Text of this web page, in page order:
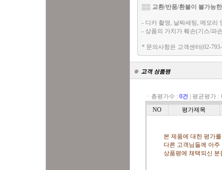
▒▒ 교환/반품/환불이 불가능
- 디카 촬영, 날짜세팅, 메모리
- 상품의 가치가 훼손(기스/파
* 문의사항은 고객센터(02-
ㆍ총평가수 : 0건 평균평가 :
NO
평가제목
본 제품에 대한 평가
다른 고객님들께 아
상품평에 채택되신